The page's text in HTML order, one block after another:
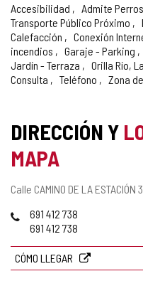
Accesibilidad Admite Perros
Transporte Público Próximo
Calefacción
Conexión
incendios
Garaje - Parking
Jardín - Terraza
Orilla Río,
Consulta
Teléfono Zona
DIRECCIÓN Y
MAPA
Dirección
Calle CAMINO DE LA ESTACIÓN
Teléfonos
691 412 738
691 412 738
CÓMO LLEGAR